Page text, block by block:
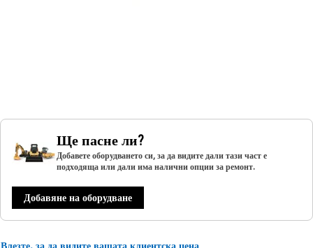
Ще пасне ли?
Добавете оборудването си, за да видите дали тази част е
подходяща или дали има налични опции за ремонт.
Добавяне на оборудване